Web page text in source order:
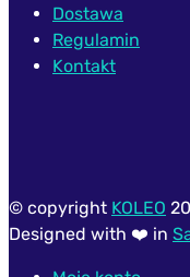
Dostawa
Regulamin
Kontakt
© copyright KOLEO
Designed with ❤️ in